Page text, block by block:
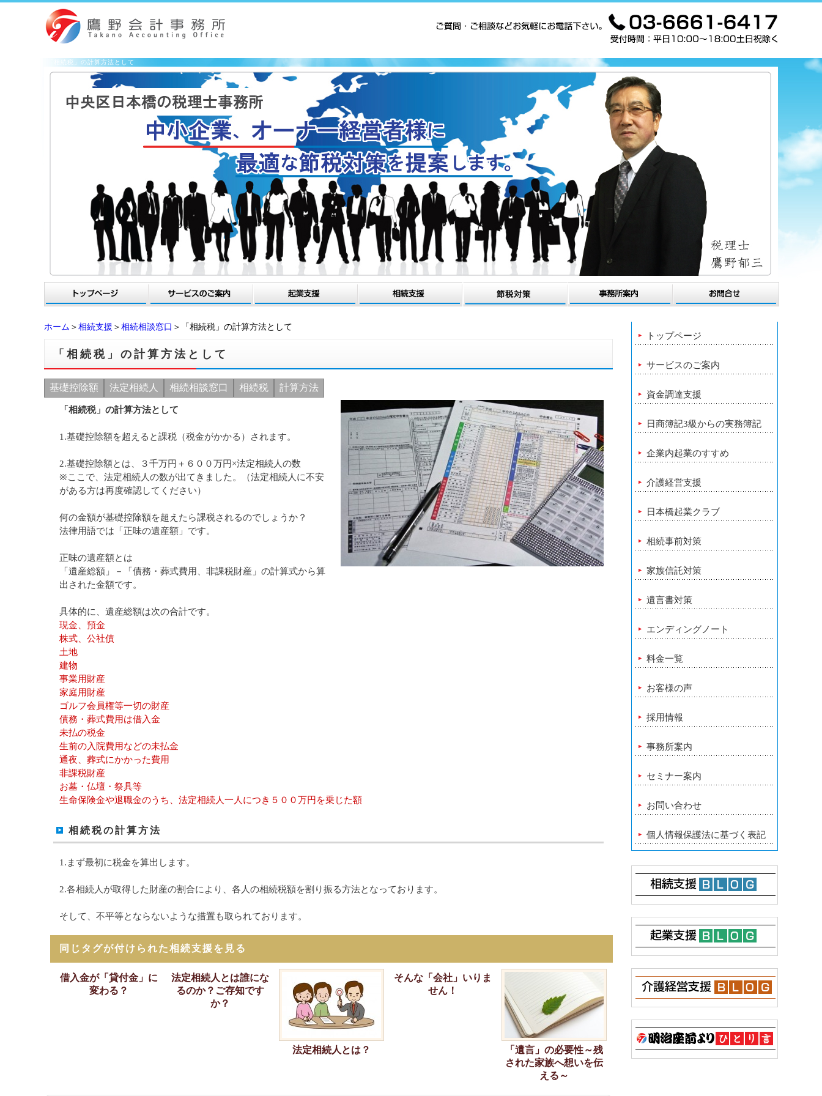
「相続税」の計算方法として
ホーム ＞ 相続支援 ＞ 相続相談窓口 ＞「相続税」の計算方法として
「相続税」の計算方法として
基礎控除額 法定相続人 相続相談窓口 相続税 計算方法
「相続税」の計算方法として
1.基礎控除額を超えると課税（税金がかかる）されます。
2.基礎控除額とは、３千万円＋６００万円×法定相続人の数
※ここで、法定相続人の数が出てきました。（法定相続人に不安
がある方は再度確認してください）
何の金額が基礎控除額を超えたら課税されるのでしょうか？
法律用語では「正味の遺産額」です。
正味の遺産額とは
「遺産総額」－「債務・葬式費用、非課税財産」の計算式から算
出された金額です。
具体的に、遺産総額は次の合計です。
現金、預金
株式、公社債
土地
建物
事業用財産
家庭用財産
ゴルフ会員権等一切の財産
債務・葬式費用は借入金
未払の税金
生前の入院費用などの未払金
通夜、葬式にかかった費用
非課税財産
お墓・仏壇・祭具等
生命保険金や退職金のうち、法定相続人一人につき５００万円を乗じた額
相続税の計算方法
1.まず最初に税金を算出します。
2.各相続人が取得した財産の割合により、各人の相続税額を割り振る方法となっております。
そして、不平等とならないような措置も取られております。
同じタグが付けられた相続支援を見る
借入金が「貸付金」に
変わる？
法定相続人とは誰にな
るのか？ご存知です
か？
法定相続人とは？
そんな「会社」いりま
せん！
「遺言」の必要性～残
された家族へ想いを伝
える～
トップページ
サービスのご案内
資金調達支援
日商簿記3級からの実務簿記
企業内起業のすすめ
介護経営支援
日本橋起業クラブ
相続事前対策
家族信託対策
遺言書対策
エンディングノート
料金一覧
お客様の声
採用情報
事務所案内
セミナー案内
お問い合わせ
個人情報保護法に基づく表記